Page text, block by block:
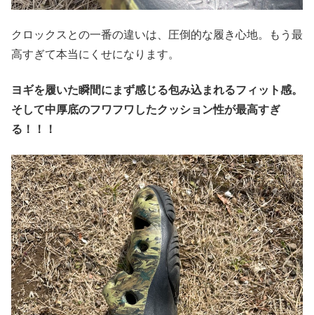
クロックスとの一番の違いは、圧倒的な履き心地。もう最
高すぎて本当にくせになります。
ヨギを履いた瞬間にまず感じる包み込まれるフィット感。
そして中厚底のフワフワしたクッション性が最高すぎ
る！！！